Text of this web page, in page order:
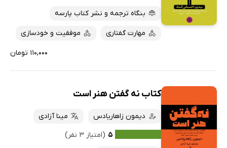
بنگاه ترجمه و نشر کتاب پارسه
مهارت گفتاری موفقیت و خودسازی
۱۱۰,۰۰۰ تومان
کتاب نه گفتن هنر است
دیمون زاهاریادس
مینا آزادی
۵ (امتیاز ۳ نفر)